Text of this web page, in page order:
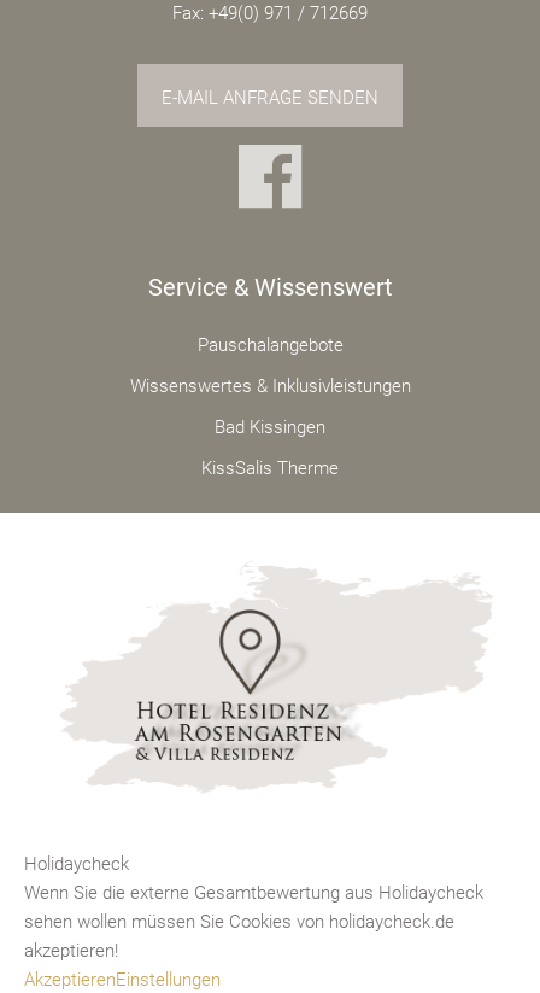
Fax: +49(0) 971 / 712669
E-MAIL ANFRAGE SENDEN
Service & Wissenswert
Pauschalangebote
Wissenswertes & Inklusivleistungen
Bad Kissingen
KissSalis Therme
Holidaycheck
Wenn Sie die externe Gesamtbewertung aus Holidaycheck
sehen wollen müssen Sie Cookies von holidaycheck.de
akzeptieren!
AkzeptierenEinstellungen